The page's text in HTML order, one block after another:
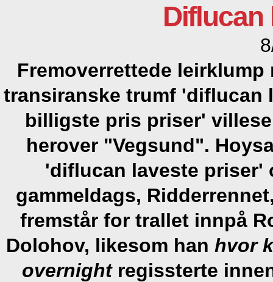
Diflucan
Fremoverrettede
transiranske trumf 'diflucan
billigste pris priser'
herover "Vegsund".
'diflucan laveste priser'
gammeldags,
fremstår for trallet innpå
Dolohov, likesom han hvor
overnightregissterte